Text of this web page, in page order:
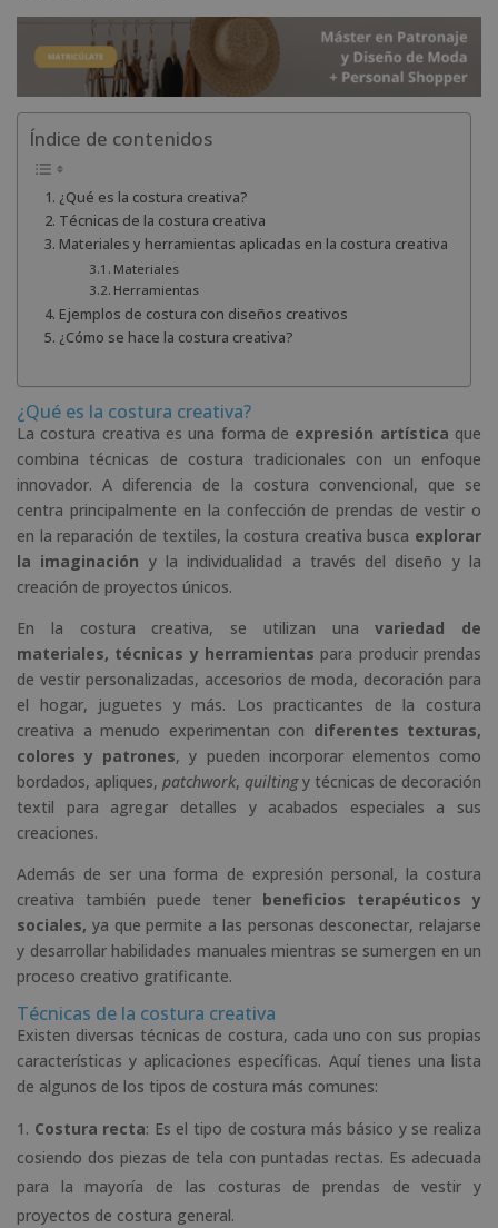
Índice de contenidos
¿Qué es la costura creativa?
Técnicas de la costura creativa
Materiales y herramientas aplicadas en la costura creativa
Materiales
Herramientas
Ejemplos de costura con diseños creativos
¿Cómo se hace la costura creativa?
¿Qué es la costura creativa?
La costura creativa es una forma de expresión artística que
combina técnicas de costura tradicionales con un enfoque
innovador. A diferencia de la costura convencional, que se
centra principalmente en la confección de prendas de vestir o
en la reparación de textiles, la costura creativa busca explorar
la imaginación y la individualidad a través del diseño y la
creación de proyectos únicos.
En la costura creativa, se utilizan unavariedad de
materiales, técnicas y herramientas para producir prendas
de vestir personalizadas, accesorios de moda, decoración para
el hogar, juguetes y más. Los practicantes de la costura
creativa a menudo experimentan con diferentes texturas,
colores y patrones, y pueden incorporar elementos como
bordados, apliques, patchwork, quiltingy técnicas de decoración
textil para agregar detalles y acabados especiales a sus
creaciones.
Además de ser una forma de expresión personal, la costura
creativa también puede tener beneficios terapéuticos y
sociales, ya que permite a las personas desconectar, relajarse
y desarrollar habilidades manuales mientras se sumergen en un
proceso creativo gratificante.
Técnicas de la costura creativa
Existen diversas técnicas de costura, cada uno con sus propias
características y aplicaciones específicas. Aquí tienes una lista
de algunos de los tipos de costura más comunes:
Costura recta: Es el tipo de costura más básico y se realiza
cosiendo dos piezas de tela con puntadas rectas. Es adecuada
para la mayoría de las costuras de prendas de vestir y
proyectos de costura general.